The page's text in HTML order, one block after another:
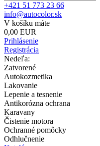
+421 51 773 23 66
info@autocolor.sk
V košíku máte
0,00 EUR
Prihlásenie
Registrácia
Nedeľa:
Zatvorené
Autokozmetika
Lakovanie
Lepenie a tesnenie
Antikorózna ochrana
Karavany
Čistenie motora
Ochranné pomôcky
Odhlučnenie